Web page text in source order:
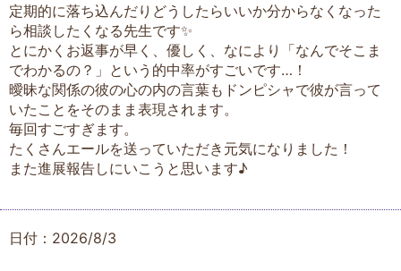
定期的に落ち込んだりどうしたらいいか分からなくなった
ら相談したくなる先生です✨
とにかくお返事が早く、優しく、なにより「なんでそこま
でわかるの？」という的中率がすごいです…！
曖昧な関係の彼の心の内の言葉もドンピシャで彼が言って
いたことをそのまま表現されます。
毎回すごすぎます。
たくさんエールを送っていただき元気になりました！
また進展報告しにいこうと思います♪
日付：2026/8/3